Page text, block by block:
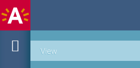
View